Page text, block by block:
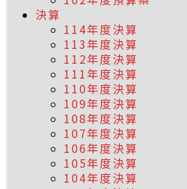
決算
114年度決算
113年度決算
112年度決算
111年度決算
110年度決算
109年度決算
108年度決算
107年度決算
106年度決算
105年度決算
104年度決算